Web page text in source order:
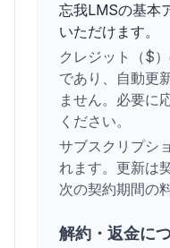
忘我LMSの基本
いただけます。
クレジット（$
であり、自動更
ません。必要に
ください。
サブスクリプシ
れます。更新は
次の契約期間の
解約・返金に